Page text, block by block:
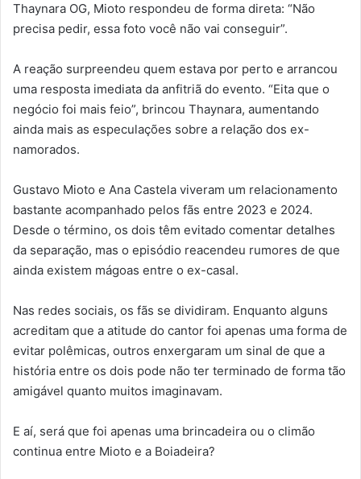
Thaynara OG, Mioto respondeu de forma direta: “Não
precisa pedir, essa foto você não vai conseguir”.
A reação surpreendeu quem estava por perto e arrancou
uma resposta imediata da anfitriã do evento. “Eita que o
negócio foi mais feio”, brincou Thaynara, aumentando
ainda mais as especulações sobre a relação dos ex-
namorados.
Gustavo Mioto e Ana Castela viveram um relacionamento
bastante acompanhado pelos fãs entre 2023 e 2024.
Desde o término, os dois têm evitado comentar detalhes
da separação, mas o episódio reacendeu rumores de que
ainda existem mágoas entre o ex-casal.
Nas redes sociais, os fãs se dividiram. Enquanto alguns
acreditam que a atitude do cantor foi apenas uma forma de
evitar polêmicas, outros enxergaram um sinal de que a
história entre os dois pode não ter terminado de forma tão
amigável quanto muitos imaginavam.
E aí, será que foi apenas uma brincadeira ou o climão
continua entre Mioto e a Boiadeira?